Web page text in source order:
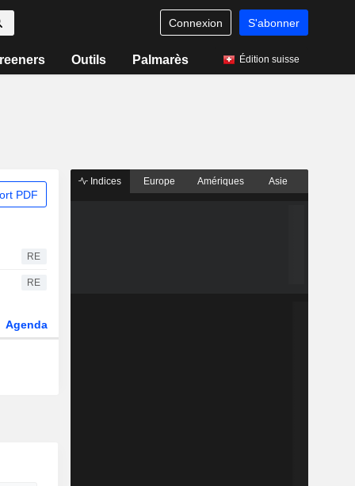
Connexion S'abonner
Outils Palmarès Édition suisse
PDF
RE
RE
Agenda
Indices Europe Amériques Asie